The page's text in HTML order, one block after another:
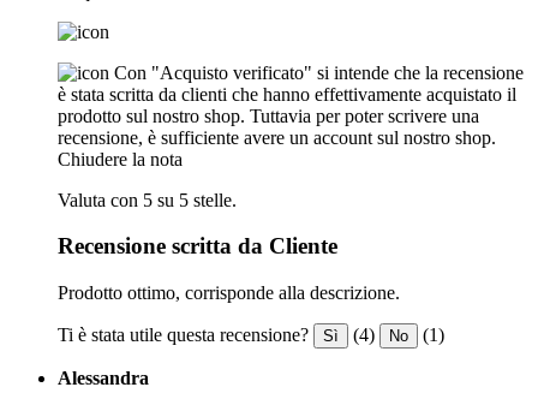
Con "Acquisto verificato" si intende che la recensione
è stata scritta da clienti che hanno effettivamente acquistato il
prodotto sul nostro shop. Tuttavia per poter scrivere una
recensione, è sufficiente avere un account sul nostro shop.
Chiudere la nota
Valuta con 5 su 5 stelle.
Recensione scritta da Cliente
Prodotto ottimo, corrisponde alla descrizione.
Ti è stata utile questa recensione? Sì (4) No (1)
Alessandra